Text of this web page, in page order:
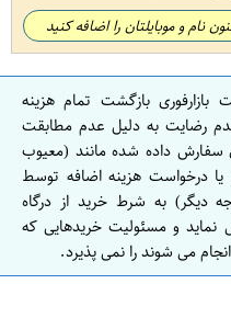
نام و موبایلتان را اضافه کنید
بازارفوری بازگشت تمام هزینه
رضایت به دلیل عدم مطابقت
سفارش داده شده مانند (معیوب
درخواست هزینه اضافه توسط
دیگر) به شرط خرید از درگاه
و مسئولیت خریدهایی که
می شوند را نمی پذیرد.